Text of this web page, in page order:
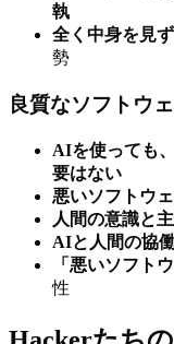
執
全く中身を見
勢
良質なソフトウ
AIを使っても
要はない
悪いソフトウ
人間の意識と
AIと人間の協
「悪いソフト
性